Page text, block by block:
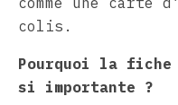
colis.
Pourquoi la
si importante ?